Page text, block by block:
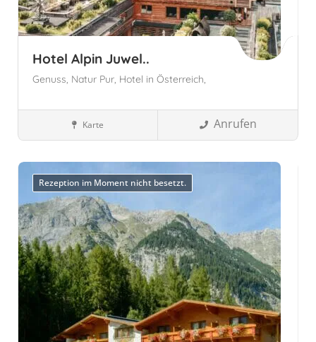
Hotel Alpin Juwel..
Genuss, Natur Pur, Hotel in Österreich,
Wellnesshotels
Hinterglemm, Österreich
Karte Anrufen
Rezeption im Moment nicht besetzt.